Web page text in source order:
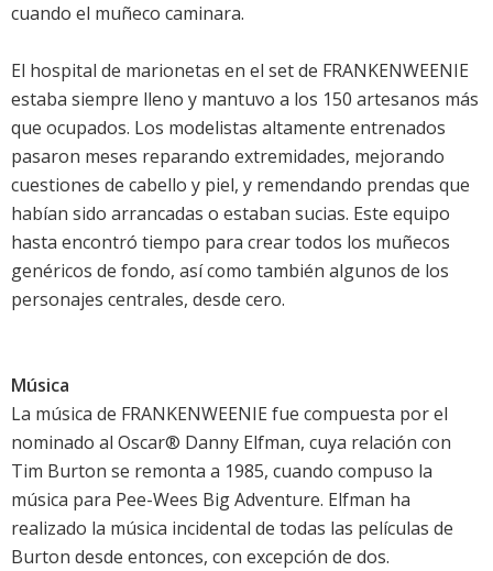
cuando el muñeco caminara.
El hospital de marionetas en el set de FRANKENWEENIE
estaba siempre lleno y mantuvo a los 150 artesanos más
que ocupados. Los modelistas altamente entrenados
pasaron meses reparando extremidades, mejorando
cuestiones de cabello y piel, y remendando prendas que
habían sido arrancadas o estaban sucias. Este equipo
hasta encontró tiempo para crear todos los muñecos
genéricos de fondo, así como también algunos de los
personajes centrales, desde cero.
Música
La música de FRANKENWEENIE fue compuesta por el
nominado al Oscar® Danny Elfman, cuya relación con
Tim Burton se remonta a 1985, cuando compuso la
música para Pee-Wees Big Adventure. Elfman ha
realizado la música incidental de todas las películas de
Burton desde entonces, con excepción de dos.